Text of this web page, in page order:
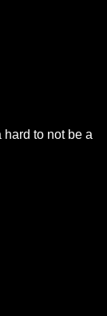
hard to not be a